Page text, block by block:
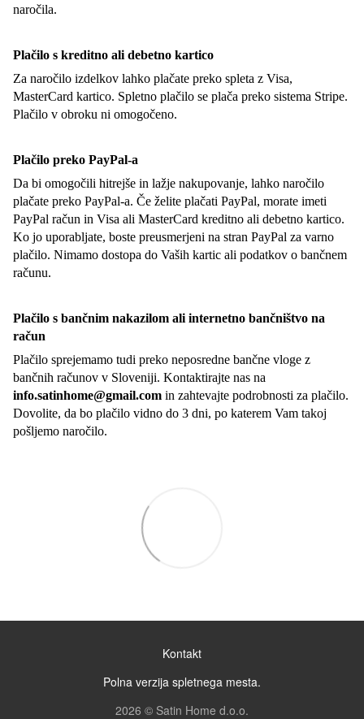
naročila.
Plačilo s kreditno ali debetno kartico
Za naročilo izdelkov lahko plačate preko spleta z Visa,
MasterCard kartico. Spletno plačilo se plača preko sistema Stripe.
Plačilo v obroku ni omogočeno.
Plačilo preko PayPal-a
Da bi omogočili hitrejše in lažje nakupovanje, lahko naročilo
plačate preko PayPal-a. Če želite plačati PayPal, morate imeti
PayPal račun in Visa ali MasterCard kreditno ali debetno kartico.
Ko jo uporabljate, boste preusmerjeni na stran PayPal za varno
plačilo. Nimamo dostopa do Vaših kartic ali podatkov o bančnem
računu.
Plačilo s bančnim nakazilom ali internetno bančništvo na
račun
Plačilo sprejemamo tudi preko neposredne bančne vloge z
bančnih računov v Sloveniji. Kontaktirajte nas na
info.satinhome@gmail.com in zahtevajte podrobnosti za plačilo.
Dovolite, da bo plačilo vidno do 3 dni, po katerem Vam takoj
pošljemo naročilo.
Kontakt
Polna verzija spletnega mesta.
2026 © Satin Home d.o.o.